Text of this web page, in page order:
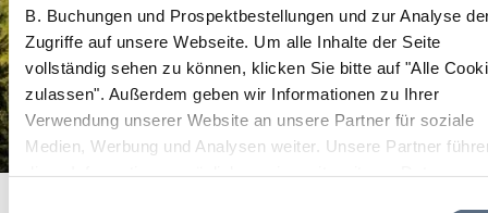
B. Buchungen und Prospektbestellungen und zur Analyse
Zugriffe auf unsere Webseite. Um alle Inhalte der Seite
vollständig sehen zu können, klicken Sie bitte auf "Alle
zulassen". Außerdem geben wir Informationen zu Ihrer
Verwendung unserer Website an unsere Partner für soziale
Medien, Werbung und Analysen weiter. Unsere Partner